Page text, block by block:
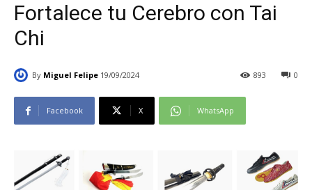
Fortalece tu Cerebro con Tai
Chi
By Miguel Felipe 19/09/2024 0
893
Facebook X WhatsApp